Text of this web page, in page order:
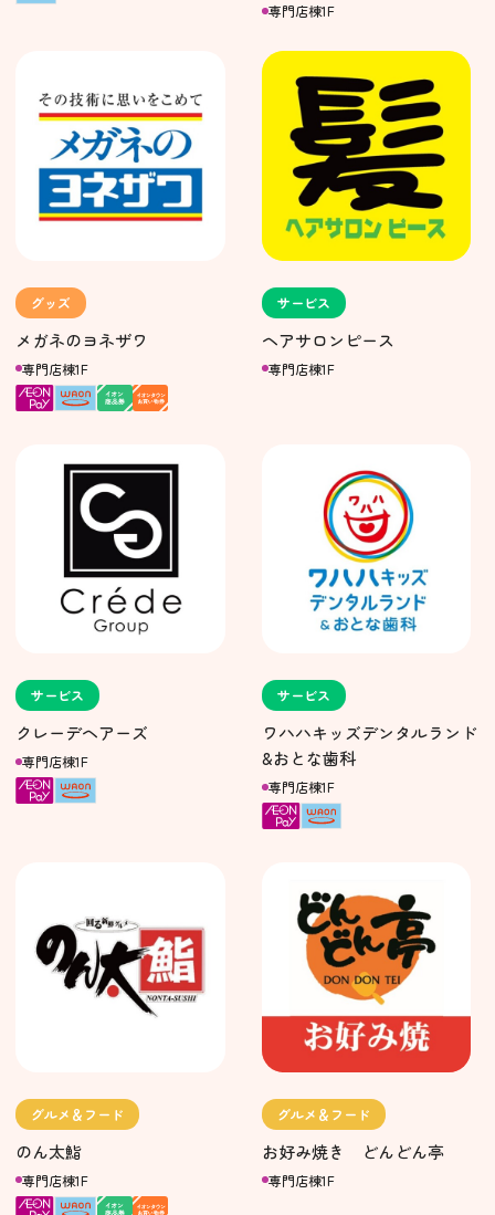
専門店棟1F
グッズ
メガネのヨネザワ
専門店棟1F
サービス
ヘアサロンピース
専門店棟1F
サービス
クレーデヘアーズ
専門店棟1F
サービス
ワハハキッズデンタルランド
&おとな歯科
専門店棟1F
グルメ＆フード
のん太鮨
専門店棟1F
グルメ＆フード
お好み焼き どんどん亭
専門店棟1F